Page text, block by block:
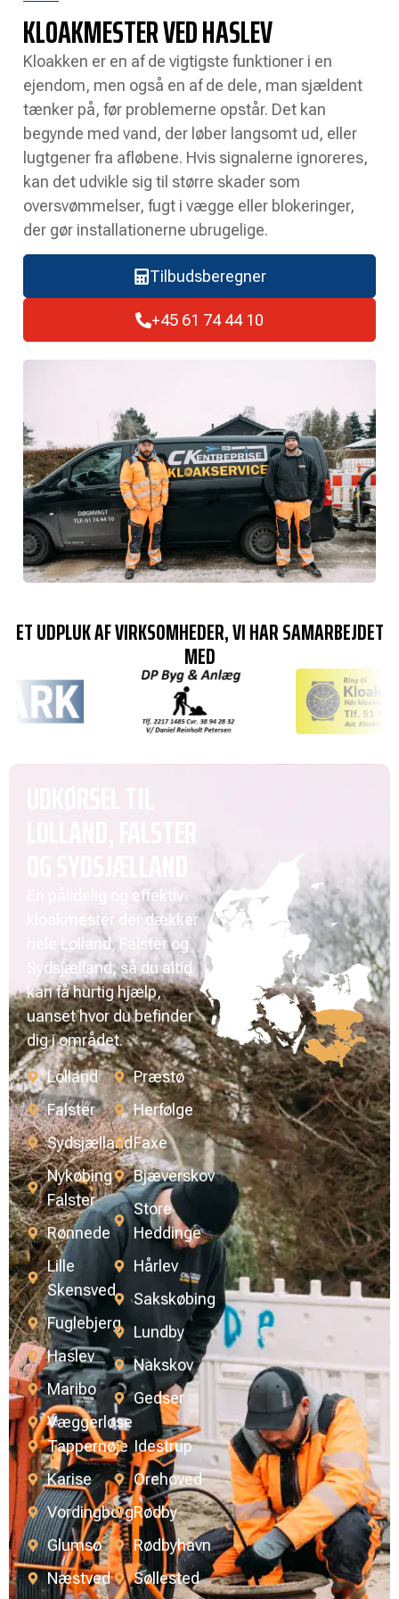
KLOAKMESTER VED HASLEV
Kloakken er en af de vigtigste funktioner i en
ejendom, men også en af de dele, man sjældent
tænker på, før problemerne opstår. Det kan
begynde med vand, der løber langsomt ud, eller
lugtgener fra afløbene. Hvis signalerne ignoreres,
kan det udvikle sig til større skader som
oversvømmelser, fugt i vægge eller blokeringer,
der gør installationerne ubrugelige.
Tilbudsberegner
+45 61 74 44 10
ET UDPLUK AF VIRKSOMHEDER, VI HAR SAMARBEJDET
MED
En pålidelig og effektiv
kloakmester der dækker
hele Lolland, Falster og
Sydsjælland, så du altid
kan få hurtig hjælp,
uanset hvor du befinder
dig i området.
Lolland
Falster
Sydsjælland
Nykøbing
Falster
Rønnede
Lille
Skensved
Fuglebjerg
Haslev
Maribo
Væggerløse
Præstø
Herfølge
Faxe
Bjæverskov
Store
Heddinge
Hårlev
Sakskøbing
Lundby
Nakskov
Gedser
Tappernøje
Karise
Vordingborg
Glumsø
Næstved
Idestrup
Orehoved
Rødby
Rødbyhavn
Søllested